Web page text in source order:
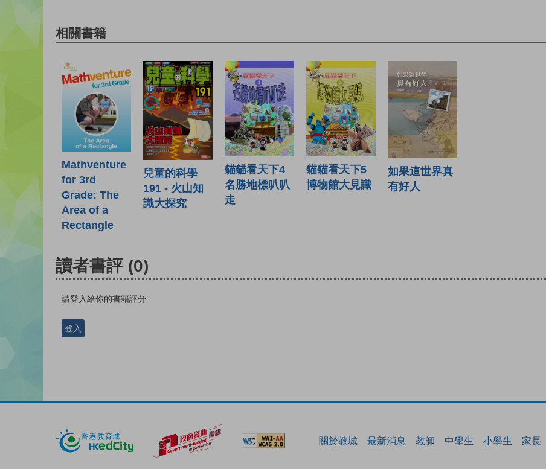
相關書籍
Mathventure
for 3rd
Grade: The
Area of a
Rectangle
兒童的科學
191 - 火山知
識大探究
貓貓看天下4
名勝地標叭叭
走
貓貓看天下5
博物館大見識
如果這世界真
有好人
讀者書評 (0)
請登入給你的書籍評分
登入
關於教城 最新消息 教師 中學生 小學生 家長